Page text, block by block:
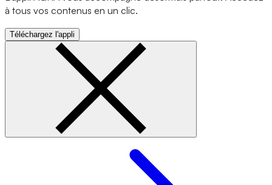
à tous vos contenus en un clic.
Téléchargez l'appli